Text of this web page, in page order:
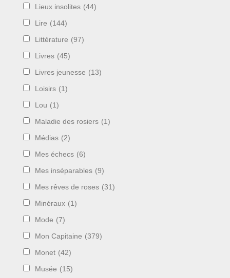
Lieux insolites (44)
Lire (144)
Littérature (97)
Livres (45)
Livres jeunesse (13)
Loisirs (1)
Lou (1)
Maladie des rosiers (1)
Médias (2)
Mes échecs (6)
Mes inséparables (9)
Mes rêves de roses (31)
Minéraux (1)
Mode (7)
Mon Capitaine (379)
Monet (42)
Musée (15)